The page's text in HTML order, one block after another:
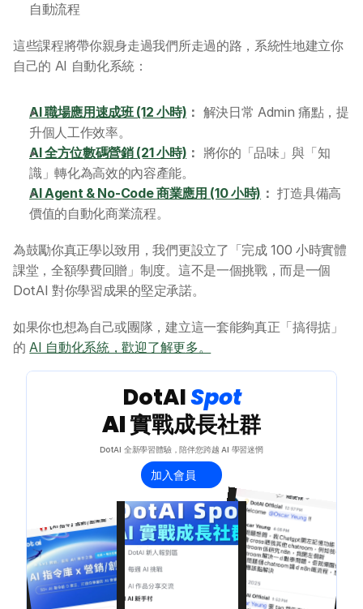
自動流程
這些課程將帶你親身走過我們所走過的路，系統性地建立你
自己的 AI 自動化系統：
AI 職場應用速成班 (12 小時) ： 解決日常 Admin 痛點，提
升個人工作效率。
AI 全方位數碼營銷 (21 小時) ： 將你的「品味」與「知
識」轉化為高效的內容產能。
AI Agent & No-Code 商業應用 (10 小時) ： 打造具備高
價值的自動化商業流程。
為鼓勵你真正學以致用，我們更設立了「完成 100 小時實體
課堂，全額學費回贈」制度。這不是一個挑戰，而是一個
DotAI 對你學習成果的堅定承諾。
如果你也想為自己或團隊，建立這一套能夠真正「搞得掂」
的 AI 自動化系統，歡迎了解更多。
DotAI Spot
AI 實戰成長社群
DotAI 全新學習體驗，陪伴您跨越 AI 學習迷惘
加入會員